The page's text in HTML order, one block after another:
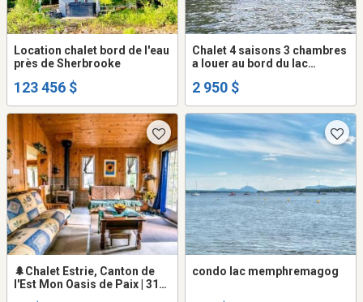
Location chalet bord de l'eau
près de Sherbrooke
123 456 $
Chalet 4 saisons 3 chambres
a louer au bord du lac
2 950 $
🌲Chalet Estrie, Canton de
l'Est Mon Oasis de Paix | 31
condo lac memphremagog